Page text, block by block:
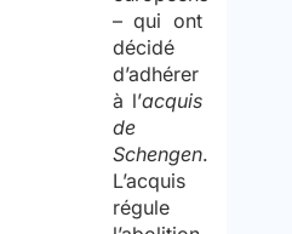
– qui ont
décidé
d’adhérer
à l’acquis
de
Schengen.
L’acquis
régule